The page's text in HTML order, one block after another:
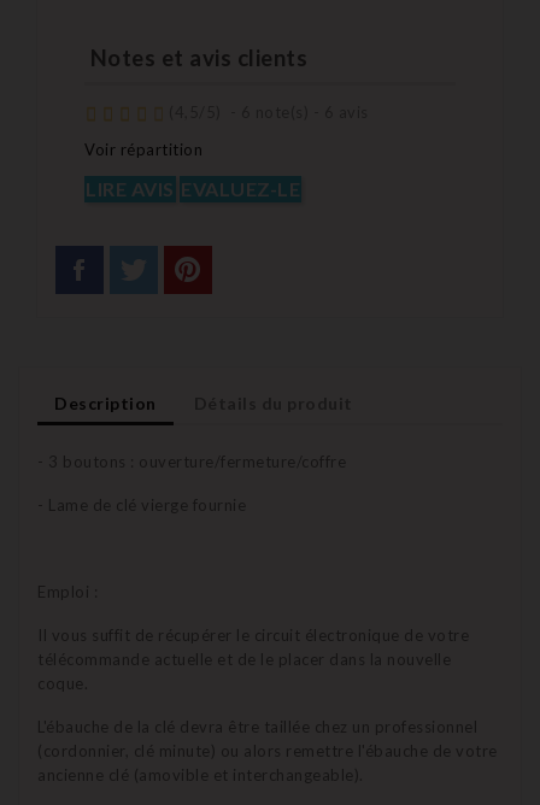
Notes et avis clients
Voir répartition
LIRE AVIS EVALUEZ-LE
Description
- 3 boutons : ouverture/fermeture/coffre
- Lame de clé vierge fournie
Emploi :
Il vous suffit de récupérer le circuit électronique de votre
télécommande actuelle et de le placer dans la nouvelle
coque.
L'ébauche de la clé devra être taillée chez un professionnel
(cordonnier, clé minute) ou alors remettre l'ébauche de votre
ancienne clé (amovible et interchangeable).